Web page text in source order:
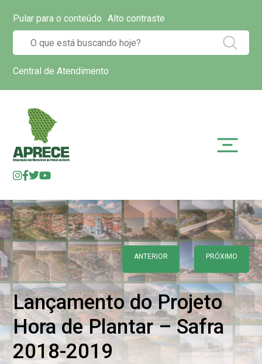
Pular para o conteúdo Alto contraste
Central de Atendimento
ANTERIOR PRÓXIMO
Lançamento do Projeto
Hora de Plantar – Safra
2018-2019